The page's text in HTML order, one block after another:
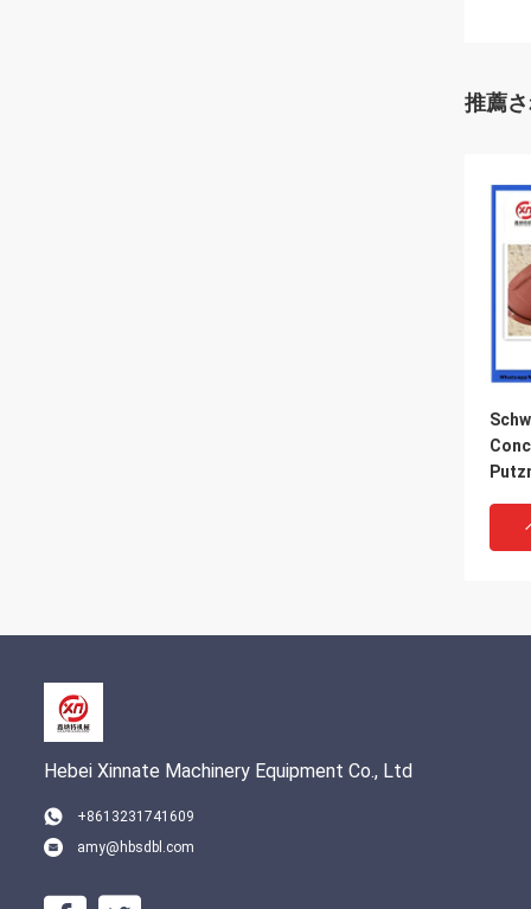
推薦
Hebei Xinnate Machinery Equipment Co., Ltd
+8613231741609
amy@hbsdbl.com